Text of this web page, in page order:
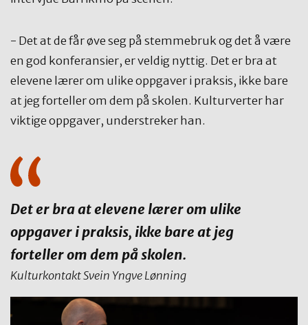
- Det at de får øve seg på stemmebruk og det å være
en god konferansier, er veldig nyttig. Det er bra at
elevene lærer om ulike oppgaver i praksis, ikke bare
at jeg forteller om dem på skolen. Kulturverter har
viktige oppgaver, understreker han.
Det er bra at elevene lærer om ulike
oppgaver i praksis, ikke bare at jeg
forteller om dem på skolen.
Kulturkontakt Svein Yngve Lønning